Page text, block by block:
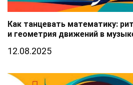
Как танцевать математику:
и геометрия движений в
12.08.2025